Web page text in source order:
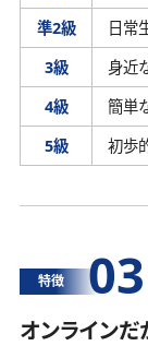
準2級
日常
3級
身近
4級
簡単
5級
初歩
特徴 03
オンライン